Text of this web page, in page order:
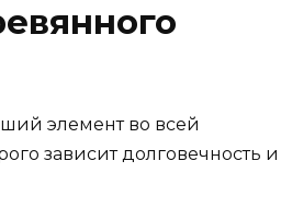
элемент во всей
зависит долговечность и